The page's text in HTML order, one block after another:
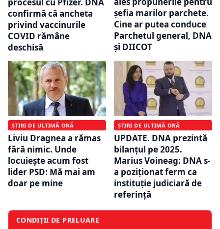
confirmă că ancheta
privind vaccinurile
COVID rămâne
deschisă
șefia marilor parchete.
Cine ar putea conduce
Parchetul general, DNA
și DIICOT
ȘTIRI DE ULTIMĂ ORĂ
Liviu Dragnea a rămas
fără nimic. Unde
locuiește acum fost
lider PSD: Mă mai am
doar pe mine
ȘTIRI DE ULTIMĂ ORĂ
UPDATE. DNA prezintă
bilanțul pe 2025.
Marius Voineag: DNA s-
a poziţionat ferm ca
instituţie judiciară de
referinţă
CONDIȚII DE PRELUARE